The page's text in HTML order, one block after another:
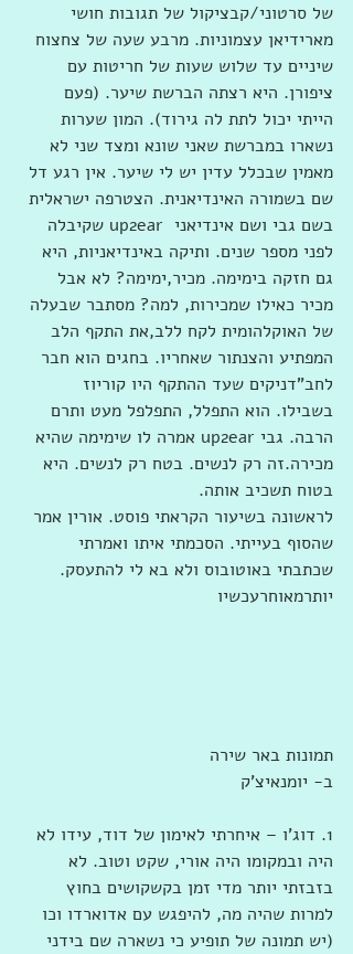
של סרטוני/קבציקול של תגובות חושי
מארידיאן עצמוניות. מרבע שעה של צחצוח
שיניים עד שלוש שעות של חריטות עם
ציפורן. היא רצתה הברשת שיער. (פעם
הייתי יכול לתת לה גירוד). המון שערות
נשארו במברשת שאני שונא ומצד שני לא
מאמין שבכלל עדין יש לי שיער. אין רגע דל
שם בשמורה האינדיאנית. הצטרפה ישראלית
בשם גבי ושם אינדיאני  up2ear שקיבלה
לפני מספר שנים. ותיקה באינדיאניות, היא
גם חזקה בימימה. מכיר,ימימה? לא אבל
מכיר כאילו שמכירות, למה? מסתבר שבעלה
של האוקלהומית לקח ללב,את התקף הלב
המפתיע והצנתור שאחריו. בחגים הוא חבר
לחב"דניקים שעד ההתקף היו קוריוז
בשבילו. הוא התפלל, התפלפל מעט ותרם
הרבה. גבי up2ear אמרה לו שימימה שהיא
מכירה.זה רק לנשים. בטח רק לנשים. היא
בטוח תשכיב אותה.
לראשונה בשיעור הקראתי פוסט. אורין אמר
שהסוף בעייתי. הסכמתי איתו ואמרתי
שכתבתי באוטובוס ולא בא לי להתעסק.
יותרמאוחרעכשיו
תמונות באר שירה
ב- יומנאיצ'ק
1. דוג'ו – איחרתי לאימון של דוד, עידו לא
היה ובמקומו היה אורי, שקט וטוב. לא
בזבזתי יותר מדי זמן בקשקושים בחוץ
למרות שהיה מה, להיפגש עם אדוארדו וכו
(יש תמונה של תופיע כי נשארה שם בידני